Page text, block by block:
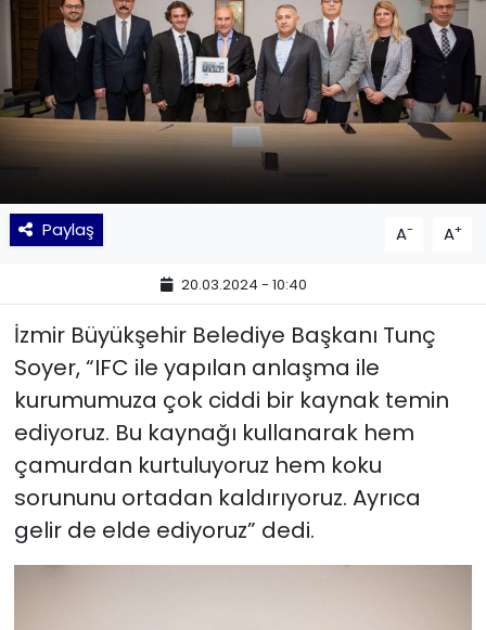
Paylaş A- A+
20.03.2024 - 10:40
İzmir Büyükşehir Belediye Başkanı Tunç
Soyer, “IFC ile yapılan anlaşma ile
kurumumuza çok ciddi bir kaynak temin
ediyoruz. Bu kaynağı kullanarak hem
çamurdan kurtuluyoruz hem koku
sorununu ortadan kaldırıyoruz. Ayrıca
gelir de elde ediyoruz” dedi.
SPOR
TEKNOLOJİ
Yaşam
YEREL POLİTİKA